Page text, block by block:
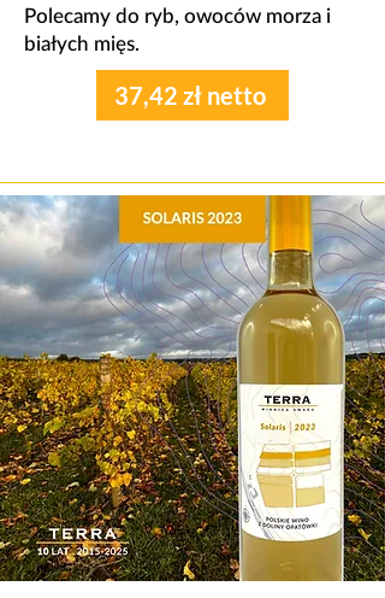
Polecamy do ryb, owoców morza i
białych mięs.
37,42 zł netto